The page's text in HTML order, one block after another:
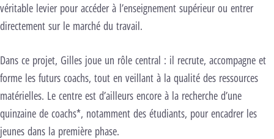
véritable levier pour accéder à l’enseignement supérieur ou entrer
directement sur le marché du travail.
Dans ce projet, Gilles joue un rôle central : il recrute, accompagne et
forme les futurs coachs, tout en veillant à la qualité des ressources
matérielles. Le centre est d’ailleurs encore à la recherche d’une
quinzaine de coachs*, notamment des étudiants, pour encadrer les
jeunes dans la première phase.